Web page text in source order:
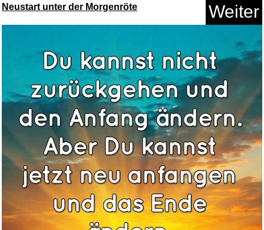
Anzeige
Einhell Original Akku-Twinpack...
Anzeige
Neustart unter der Morgenröte Weiter